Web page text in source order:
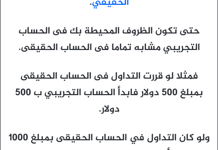
حتى تكون الظروف المحيطة بك فى الحساب
التجريبي مشابه تماما فى الحساب الحقيقى.
فمثلا لو قررت التداول فى الحساب الحقيقى
بمبلغ 500 دولار فابدأ الحساب التجريبي ب 500
دولار.
ولو كان التداول في الحساب الحقيقى بمبلغ 1000